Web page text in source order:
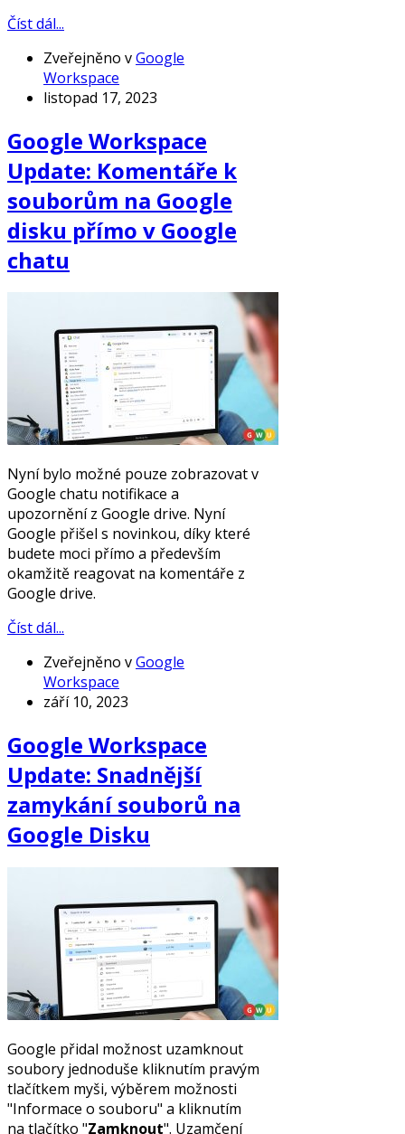
Číst dál...
Zveřejněno vGoogle
Workspace
listopad 17, 2023
Google Workspace
Update: Komentáře k
souborům na Google
disku přímo v Google
chatu
Nyní bylo možné pouze zobrazovat v
Google chatu notifikace a
upozornění z Google drive. Nyní
Google přišel s novinkou, díky které
budete moci přímo a především
okamžitě reagovat na komentáře z
Google drive.
Číst dál...
Zveřejněno vGoogle
Workspace
září 10, 2023
Google Workspace
Update: Snadnější
zamykání souborů na
Google Disku
Google přidal možnost uzamknout
soubory jednoduše kliknutím pravým
tlačítkem myši, výběrem možnosti
"Informace o souboru" a kliknutím
na tlačítko "Zamknout". Uzamčení